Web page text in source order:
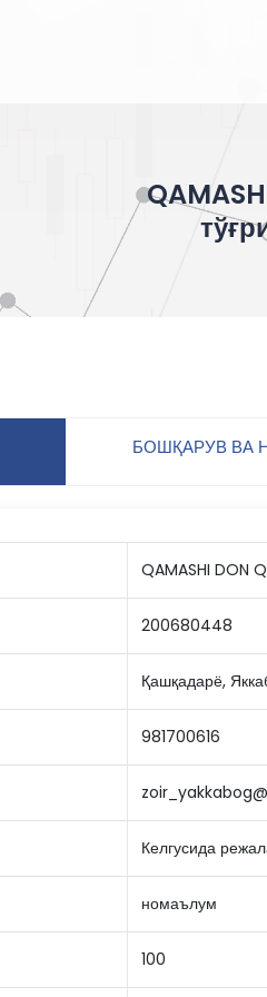
БОШҚАРУВ ВА
QAMASHI DON
200680448
Қашқадарё,
981700616
Келгусида
номаълум
100